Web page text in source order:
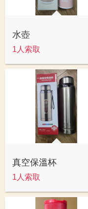
水壺
1人索取
真空保溫杯
1人索取